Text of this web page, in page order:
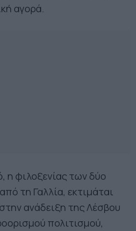
αγορά.
η φιλοξενίας των δύο
τη Γαλλία, εκτιμάται
ανάδειξη της Λέσβου
πολιτισμού,